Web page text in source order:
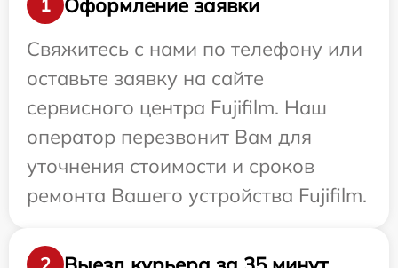
1
Оформление заявки
Свяжитесь с нами по телефону или
оставьте заявку на сайте
сервисного центра Fujifilm. Наш
оператор перезвонит Вам для
уточнения стоимости и сроков
ремонта Вашего устройства Fujifilm.